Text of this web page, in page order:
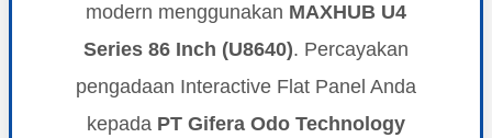
modern menggunakan MAXHUB U4
Series 86 Inch (U8640). Percayakan
pengadaan Interactive Flat Panel Anda
kepada PT Gifera Odo Technology